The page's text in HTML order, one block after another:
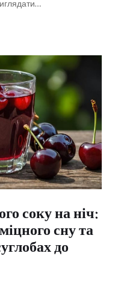
соку на ніч:
сну та
до